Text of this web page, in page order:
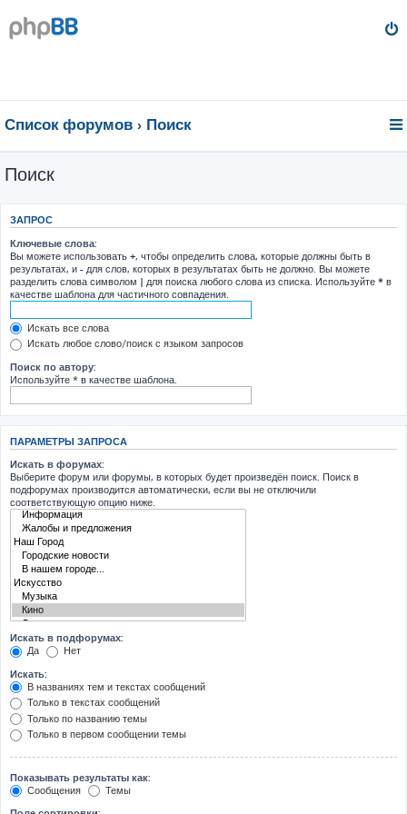
Список форумов Поиск
Поиск
ЗАПРОС
Ключевые слова:
Вы можете использовать +, чтобы определить слова, которые должны быть в
результатах, и - для слов, которых в результатах быть не должно. Вы можете
разделить слова символом | для поиска любого слова из списка. Используйте * в
качестве шаблона для частичного совпадения.
Искать все слова
Искать любое слово/поиск с языком запросов
Поиск по автору:
Используйте * в качестве шаблона.
ПАРАМЕТРЫ ЗАПРОСА
Искать в форумах:
Выберите форум или форумы, в которых будет произведён поиск. Поиск в
подфорумах производится автоматически, если вы не отключили
соответствующую опцию ниже.
Искать в подфорумах:
Да
Нет
Искать:
В названиях тем и текстах сообщений
Только в текстах сообщений
Только по названию темы
Только в первом сообщении темы
Показывать результаты как:
Сообщения
Темы